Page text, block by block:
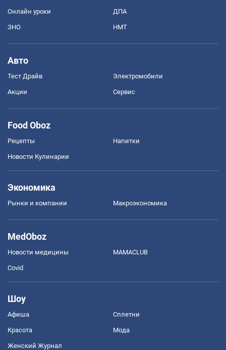
Онлайн уроки ДПА
ЗНО НМТ
Авто
Тест Драйв Электромобили
Акции Сервис
Food Oboz
Рецепты Напитки
Новости Кулинарии
Экономика
Рынки и компании Mакроэкономика
MedOboz
Новости медицины MAMACLUB
Covid
Шоу
Афиша Сплетни
Красота Мода
Женский Журнал